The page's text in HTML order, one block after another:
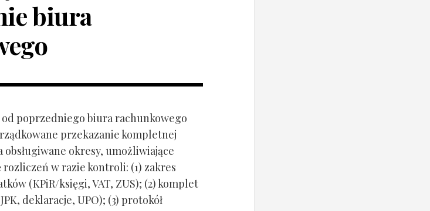
biura
poprzedniego biura rachunkowego
przekazanie kompletnej
okresy, umożliwiające
w razie kontroli: (1) zakres
(KPiR/księgi, VAT, ZUS); (2) komplet
deklaracje, UPO); (3) protokół